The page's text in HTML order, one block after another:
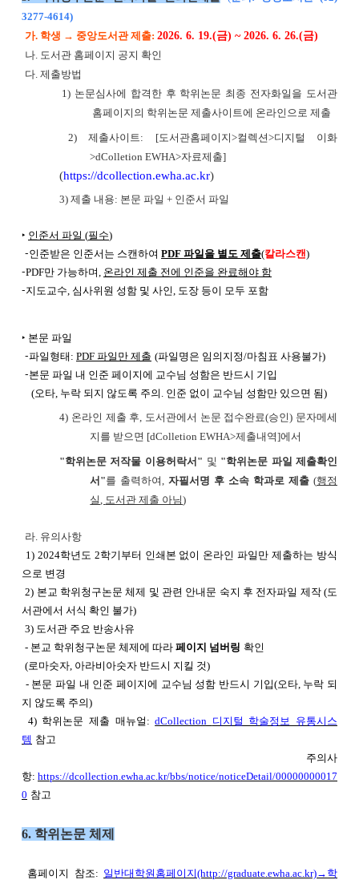
3277-4614)
가. 학생 → 중앙도서관 제출: 2026. 6. 19.(금) ~ 2026. 6. 26.(금)
나. 도서관 홈페이지 공지 확인
다. 제출방법
1) 논문심사에 합격한 후 학위논문 최종 전자화일을 도서관
홈페이지의 학위논문 제출사이트에 온라인으로 제출
2) 제출사이트: [도서관홈페이지>컬렉션>디지털 이화
>dColletion EWHA>자료제출]
(https://dcollection.ewha.ac.kr)
3) 제출 내용: 본문 파일 + 인준서 파일
‣ 인준서 파일 (필수)
-인준받은 인준서는 스캔하여 PDF 파일을 별도 제출(칼라스캔)
-PDF만 가능하며, 온라인 제출 전에 인준을 완료해야 함
-지도교수, 심사위원 성함 및 사인, 도장 등이 모두 포함
‣ 본문 파일
-파일형태: PDF 파일만 제출 (파일명은 임의지정/마침표 사용불가)
-본문 파일 내 인준 페이지에 교수님 성함은 반드시 기입
(오타, 누락 되지 않도록 주의. 인준 없이 교수님 성함만 있으면 됨)
4) 온라인 제출 후, 도서관에서 논문 접수완료(승인) 문자메세
지를 받으면 [dColletion EWHA>제출내역]에서
"학위논문 저작물 이용허락서" 및 "학위논문 파일 제출확인
서"를 출력하여,자필서명 후 소속 학과로 제출 (행정
실
도서관 제출 아님)
라. 유의사항
1) 2024학년도 2학기부터 인쇄본 없이 온라인 파일만 제출하는 방식
으로 변경
2) 본교 학위청구논문 체제 및 관련 안내문 숙지 후 전자파일 제작 (도
서관에서 서식 확인 불가)
3) 도서관 주요 반송사유
- 본교 학위청구논문 체제에 따라 페이지 넘버링 확인
(로마숫자, 아라비아숫자 반드시 지킬 것)
- 본문 파일 내 인준 페이지에 교수님 성함 반드시 기입(오타, 누락 되
지 않도록 주의)
4) 학위논문 제출 매뉴얼:dCollection 디지털 학술정보 유통시스
템 참고
주의사
항: https://dcollection.ewha.ac.kr/bbs/notice/noticeDetail/00000000017
0 참고
6. 학위논문 체제
홈페이지 참조: 일반대학원홈페이지(http://graduate.ewha.ac.kr)→ 학